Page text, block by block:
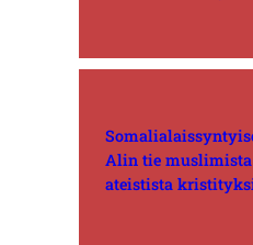
Alin tie
ateistista